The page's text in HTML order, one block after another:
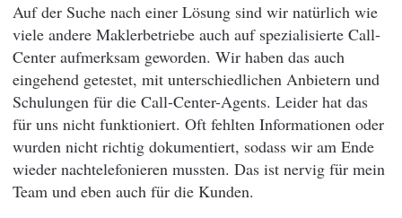
Auf der Suche nach einer Lösung sind wir natürlich wie
viele andere Maklerbetriebe auch auf spezialisierte Call-
Center aufmerksam geworden. Wir haben das auch
eingehend getestet, mit unterschiedlichen Anbietern und
Schulungen für die Call-Center-Agents. Leider hat das
für uns nicht funktioniert. Oft fehlten Informationen oder
wurden nicht richtig dokumentiert, sodass wir am Ende
wieder nachtelefonieren mussten. Das ist nervig für mein
Team und eben auch für die Kunden.